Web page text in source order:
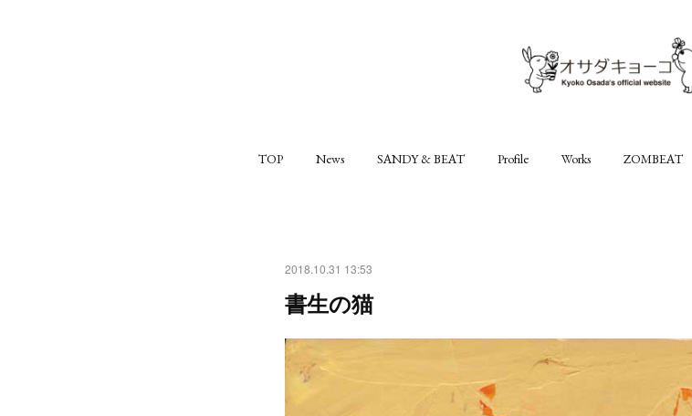
TOP News SANDY & BEAT Profile Works ZOMBEAT
2018.10.31 13:53
書生の猫